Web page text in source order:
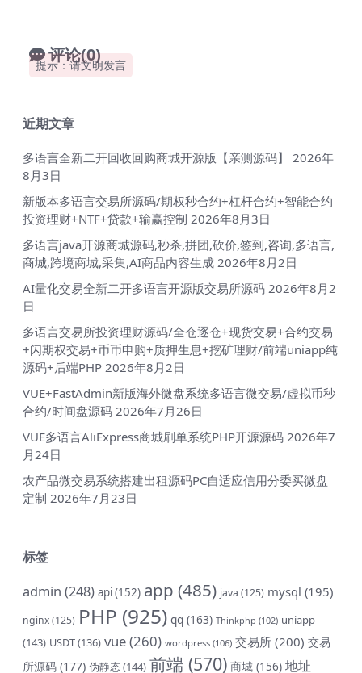
评论(0)
提示：请文明发言
近期文章
多语言全新二开回收回购商城开源版【亲测源码】
2026年
8月3日
新版本多语言交易所源码/期权秒合约+杠杆合约+智能合约
投资理财+NTF+贷款+输赢控制 2026年8月3日
多语言java开源商城源码,秒杀,拼团,砍价,签到,咨询,多语言,
商城,跨境商城,采集,AI商品内容生成 2026年8月2日
AI量化交易全新二开多语言开源版交易所源码 2026年8月2
日
多语言交易所投资理财源码/全仓逐仓+现货交易+合约交易
+闪期权交易+币币申购+质押生息+挖矿理财/前端uniapp纯
源码+后端PHP 2026年8月2日
VUE+FastAdmin新版海外微盘系统多语言微交易/虚拟币秒
合约/时间盘源码 2026年7月26日
VUE多语言AliExpress商城刷单系统PHP开源源码 2026年7
月24日
农产品微交易系统搭建出租源码PC自适应信用分委买微盘
定制 2026年7月23日
标签
admin (248) api(152) app (485) java (125) mysql (195)
nginx(125) PHP (925) qq (163) Thinkphp (102) uniapp
(143) USDT(136) vue(260) wordpress (106) 交易所 (200) 交易
所源码 (177) 伪静态(144) 前端 (570) 商城 (156) 地址